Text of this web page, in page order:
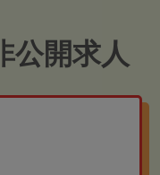
公開求人